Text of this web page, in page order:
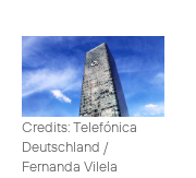
Credits: Telefónica
Deutschland /
Fernanda Vilela